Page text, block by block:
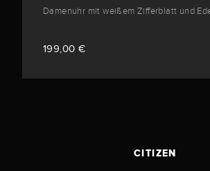
Damenuhr mit weißem Zifferblatt und
199,00 €
CITIZEN